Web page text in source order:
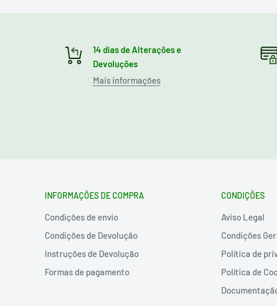
14 dias de Alterações e
Devoluções
Mais informações
INFORMAÇÕES DE COMPRA
Condições de envio
Condições de Devolução
Instruções de Devolução
Formas de pagamento
CONDIÇÕES
Aviso Legal
Condições
Política de
Política de